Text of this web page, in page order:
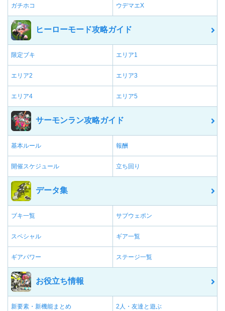
ガチホコ ウデマエX
ヒーローモード攻略ガイド
限定ブキ エリア1
エリア2 エリア3
エリア4 エリア5
サーモンラン攻略ガイド
基本ルール 報酬
開催スケジュール 立ち回り
データ集
ブキ一覧 サブウェポン
スペシャル ギア一覧
ギアパワー ステージ一覧
お役立ち情報
新要素・新機能まとめ 2人・友達と遊ぶ